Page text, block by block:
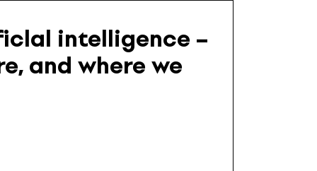
intelligence –
and where we